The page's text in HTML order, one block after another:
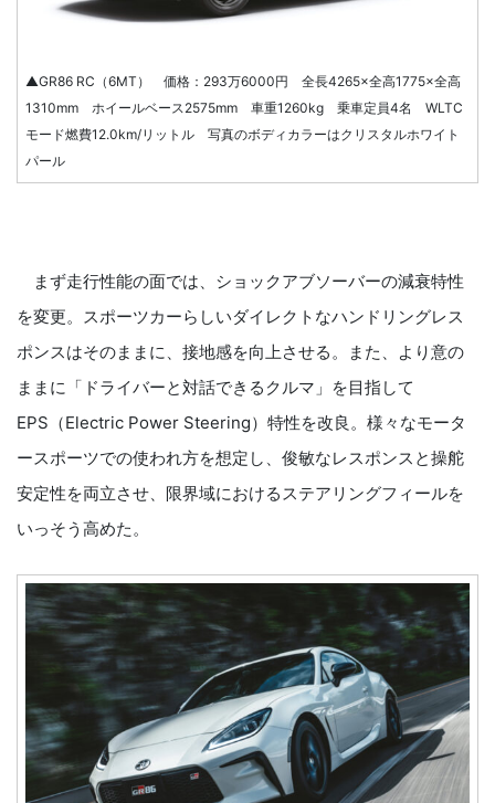
▲GR86 RC（6MT） 価格：293万6000円 全長4265×全高1775×全高
1310mm ホイールベース2575mm 車重1260kg 乗車定員4名 WLTC
モード燃費12.0km/リットル 写真のボディカラーはクリスタルホワイト
パール
まず走行性能の面では、ショックアブソーバーの減衰特性
を変更。スポーツカーらしいダイレクトなハンドリングレス
ポンスはそのままに、接地感を向上させる。また、より意の
ままに「ドライバーと対話できるクルマ」を目指して
EPS（Electric Power Steering）特性を改良。様々なモータ
ースポーツでの使われ方を想定し、俊敏なレスポンスと操舵
安定性を両立させ、限界域におけるステアリングフィールを
いっそう高めた。